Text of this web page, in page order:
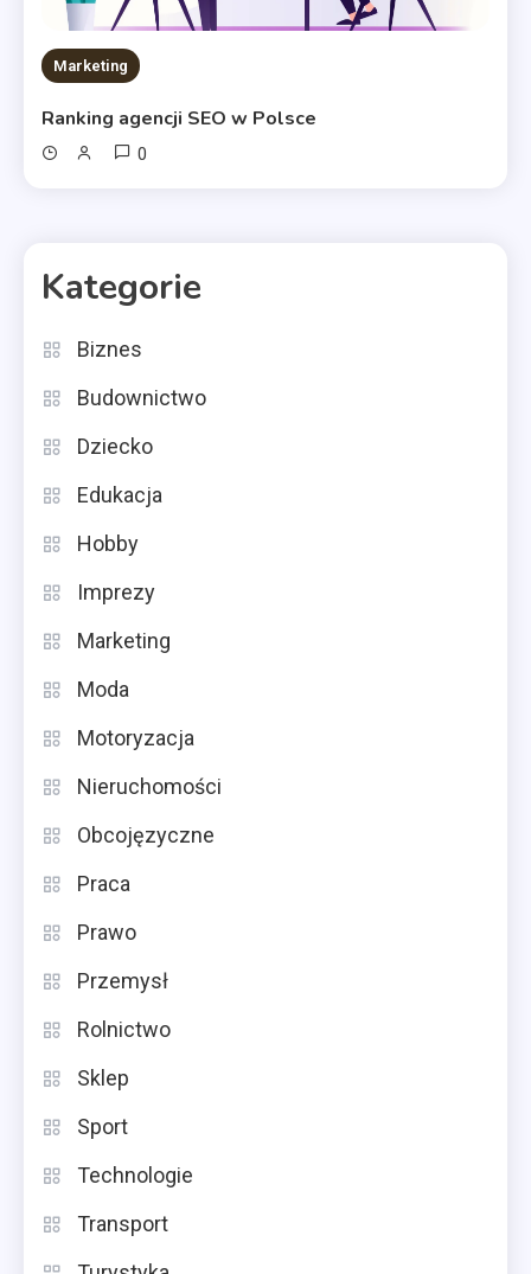
Marketing
Ranking agencji SEO w Polsce
0
Kategorie
Biznes
Budownictwo
Dziecko
Edukacja
Hobby
Imprezy
Marketing
Moda
Motoryzacja
Nieruchomości
Obcojęzyczne
Praca
Prawo
Przemysł
Rolnictwo
Sklep
Sport
Technologie
Transport